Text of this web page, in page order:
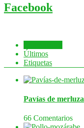
Facebook
Últimos
Etiquetas
Pavías de merluza
66 Comentarios